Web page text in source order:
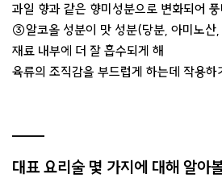
과일 향과 같은 향미성분으로 변화되어
③알코올 성분이 맛 성분(당분, 아미노산
재료 내부에 더 잘 흡수되게 해
육류의 조직감을 부드럽게 하는데 작용하
대표 요리술 몇 가지에 대해 알아